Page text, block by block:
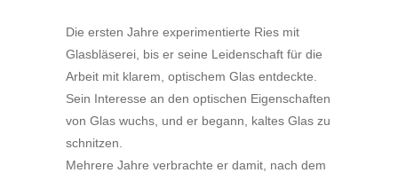
Die ersten Jahre experimentierte Ries mit
Glasbläserei, bis er seine Leidenschaft für die
Arbeit mit klarem, optischem Glas entdeckte.
Sein Interesse an den optischen Eigenschaften
von Glas wuchs, und er begann, kaltes Glas zu
schnitzen.
Mehrere Jahre verbrachte er damit, nach dem